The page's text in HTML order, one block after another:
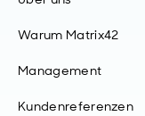
Warum Matrix42
Management
Kundenreferenzen